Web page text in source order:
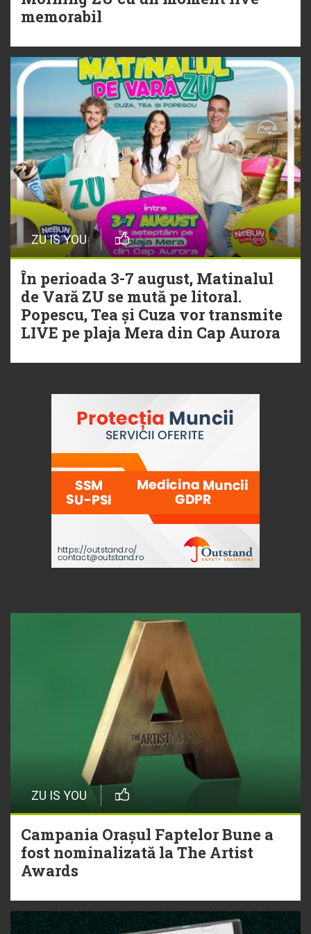
Torpedoul lui Morar: Theo Rose -
memorabil
ZU IS YOU
În perioada 3-7 august, Matinalul
de Vară ZU se mută pe litoral.
Popescu, Tea și Cuza vor transmite
LIVE pe plaja Mera din Cap Aurora
ZU IS YOU
Campania Orașul Faptelor Bune a
fost nominalizată la The Artist
Awards